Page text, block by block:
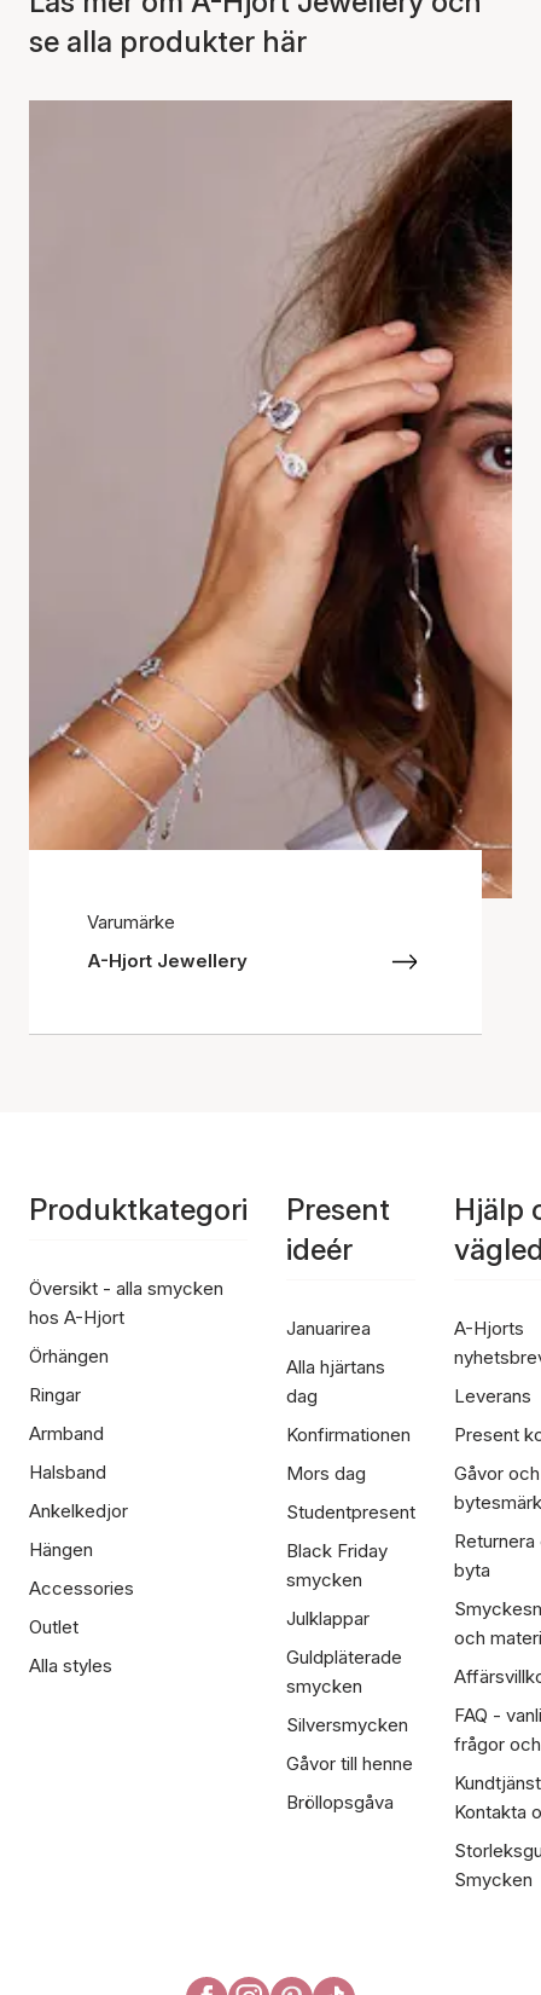
se alla produkter här
Varumärke
A-Hjort Jewellery
Produktkategori
Översikt - alla smycken
hos A-Hjort
Örhängen
Ringar
Armband
Halsband
Ankelkedjor
Hängen
Accessories
Outlet
Alla styles
Present
ideér
Januarirea
Alla hjärtans
dag
Konfirmationen
Mors dag
Studentpresent
Black Friday
smycken
Julklappar
Guldpläterade
smycken
Silversmycken
Gåvor till henne
Bröllopsgåva
Hjälp
A-Hjorts
Leverans
Present
Gåvor och
Returnera
byta
och
FAQ -
frågor
Kontakta
Smycken